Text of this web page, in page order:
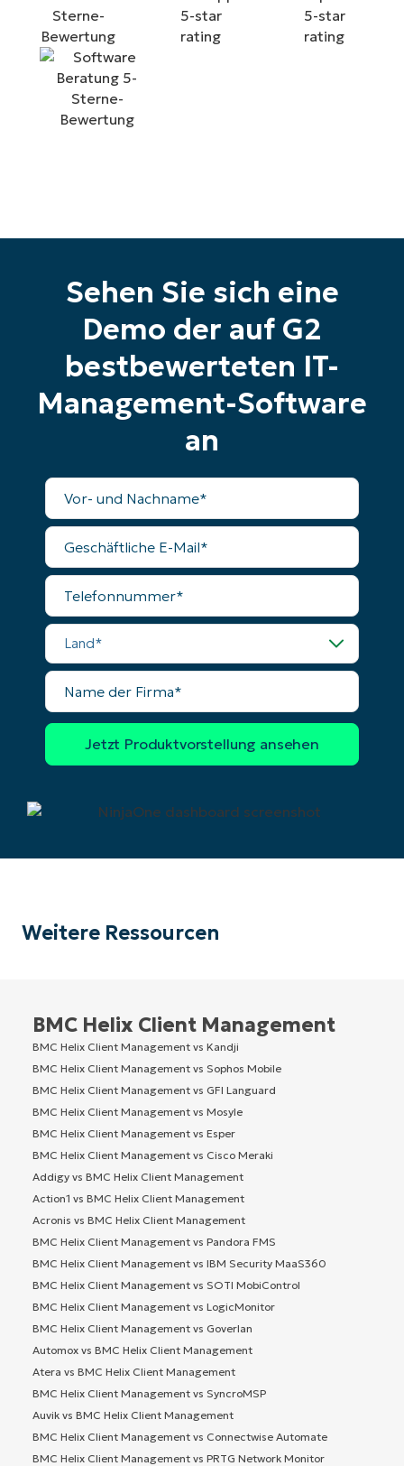
Sehen Sie sich eine
Demo der auf G2
bestbewerteten IT-
Management-Software
an
Vollständiger
Name
Geschäftliche
Mail
Telefonnummer
Land
Name
der
Firma
Weitere Ressourcen
BMC Helix Client Management
BMC Helix Client Management vs Kandji
BMC Helix Client Management vs Sophos Mobile
BMC Helix Client Management vs GFI Languard
BMC Helix Client Management vs Mosyle
BMC Helix Client Management vs Esper
BMC Helix Client Management vs Cisco Meraki
Addigy vs BMC Helix Client Management
Action1 vs BMC Helix Client Management
Acronis vs BMC Helix Client Management
BMC Helix Client Management vs Pandora FMS
BMC Helix Client Management vs IBM Security MaaS360
BMC Helix Client Management vs SOTI MobiControl
BMC Helix Client Management vs LogicMonitor
BMC Helix Client Management vs Goverlan
Automox vs BMC Helix Client Management
Atera vs BMC Helix Client Management
BMC Helix Client Management vs SyncroMSP
Auvik vs BMC Helix Client Management
BMC Helix Client Management vs Connectwise Automate
BMC Helix Client Management vs PRTG Network Monitor
Testversion
Keine Kreditkarte erforderlich, voller Zugriff auf
name*
Business
Land
Company
name*